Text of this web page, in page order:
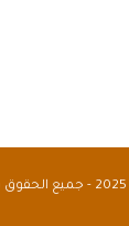
2025 - جميع الحقوق محفوظة